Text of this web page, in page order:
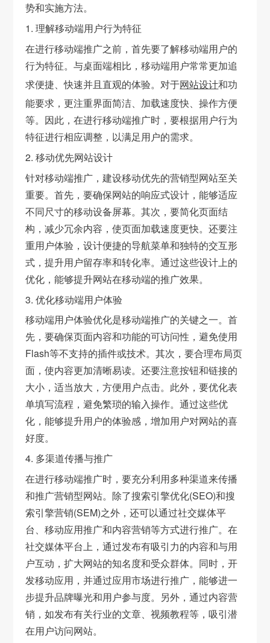
势和实施方法。
1. 理解移动端用户行为特征
在进行移动端推广之前，首先要了解移动端用户的
行为特征。与桌面端相比，移动端用户常常更加追
求便捷、快速并且直观的体验。对于网站设计和功
能要求，更注重界面简洁、加载速度快、操作方便
等。因此，在进行移动端推广时，要根据用户行为
特征进行相应调整，以满足用户的需求。
2. 移动优先网站设计
针对移动端推广，建设移动优先的营销型网站至关
重要。首先，要确保网站的响应式设计，能够适应
不同尺寸的移动设备屏幕。其次，要简化页面结
构，减少冗余内容，使页面加载速度更快。还要注
重用户体验，设计便捷的导航菜单和独特的交互形
式，提升用户留存率和转化率。通过这些设计上的
优化，能够提升网站在移动端的推广效果。
3. 优化移动端用户体验
移动端用户体验优化是移动端推广的关键之一。首
先，要确保页面内容和功能的可访问性，避免使用
Flash等不支持的插件或技术。其次，要合理布局页
面，使内容更加清晰易读。还要注意按钮和链接的
大小，适当放大，方便用户点击。此外，要优化表
单填写流程，避免繁琐的输入操作。通过这些优
化，能够提升用户的体验感，增加用户对网站的喜
好度。
4. 多渠道传播与推广
在进行移动端推广时，要充分利用多种渠道来传播
和推广营销型网站。除了搜索引擎优化(SEO)和搜
索引擎营销(SEM)之外，还可以通过社交媒体平
台、移动应用推广和内容营销等方式进行推广。在
社交媒体平台上，通过发布有吸引力的内容和与用
户互动，扩大网站的知名度和受众群体。同时，开
发移动应用，并通过应用市场进行推广，能够进一
步提升品牌曝光和用户参与度。另外，通过内容营
销，如发布有关行业的文章、视频教程等，吸引潜
在用户访问网站。